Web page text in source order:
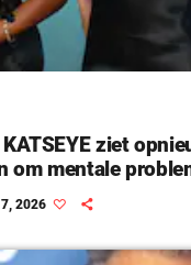
ziet
om mentale
7, 2026